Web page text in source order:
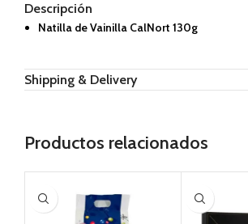
Descripción
Natilla de Vainilla CalNort 130g
Shipping & Delivery
Productos relacionados